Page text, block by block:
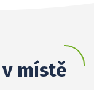
místě